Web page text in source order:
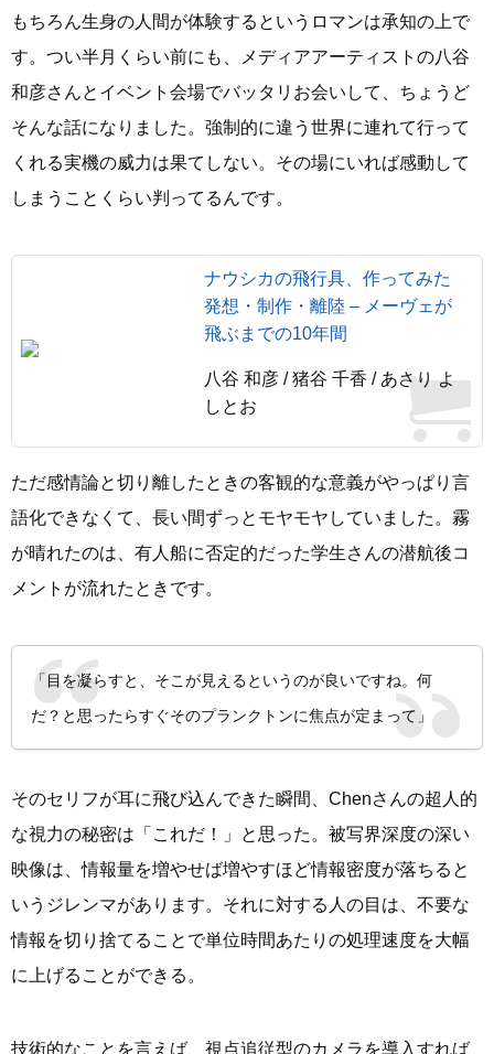
もちろん生身の人間が体験するというロマンは承知の上で
す。つい半月くらい前にも、メディアアーティストの八谷
和彦さんとイベント会場でバッタリお会いして、ちょうど
そんな話になりました。強制的に違う世界に連れて行って
くれる実機の威力は果てしない。その場にいれば感動して
しまうことくらい判ってるんです。
ナウシカの飛行具、作ってみた
発想・制作・離陸 – メーヴェが
飛ぶまでの10年間
八谷 和彦 / 猪谷 千香 / あさり よ
しとお
ただ感情論と切り離したときの客観的な意義がやっぱり言
語化できなくて、長い間ずっとモヤモヤしていました。霧
が晴れたのは、有人船に否定的だった学生さんの潜航後コ
メントが流れたときです。
「目を凝らすと、そこが見えるというのが良いですね。何
だ？と思ったらすぐそのプランクトンに焦点が定まって」
そのセリフが耳に飛び込んできた瞬間、Chenさんの超人的
な視力の秘密は「これだ！」と思った。被写界深度の深い
映像は、情報量を増やせば増やすほど情報密度が落ちると
いうジレンマがあります。それに対する人の目は、不要な
情報を切り捨てることで単位時間あたりの処理速度を大幅
に上げることができる。
技術的なことを言えば、視点追従型のカメラを導入すれば